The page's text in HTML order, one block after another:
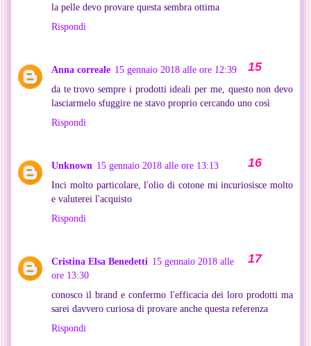
la pelle devo provare questa sembra ottima
Rispondi
Anna correale 15 gennaio 2018 alle ore 12:39
da te trovo sempre i prodotti ideali per me, questo non devo
lasciarmelo sfuggire ne stavo proprio cercando uno così
Rispondi
Unknown 15 gennaio 2018 alle ore 13:13
Inci molto particolare, l'olio di cotone mi incuriosisce molto
e valuterei l'acquisto
Rispondi
Cristina Elsa Benedetti 15 gennaio 2018 alle
ore 13:30
conosco il brand e confermo l'efficacia dei loro prodotti ma
sarei davvero curiosa di provare anche questa referenza
Rispondi